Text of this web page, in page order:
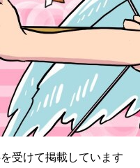
受けて掲載しています